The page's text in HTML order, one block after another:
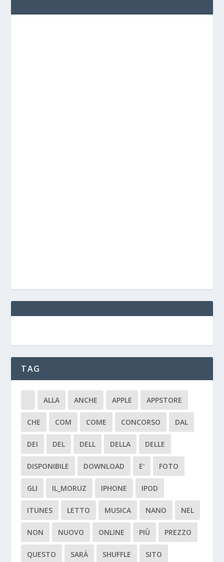
TAG
ALLA ANCHE APPLE APPSTORE
CHE COM COME CONCORSO DAL
DEI DEL DELL DELLA DELLE
DISPONIBILE DOWNLOAD E' FOTO
GLI IL_MORUZ IPHONE IPOD
ITUNES LETTO MUSICA NANO NEL
NON NUOVO ONLINE PIÙ PREZZO
QUESTO SARÀ SHUFFLE SITO